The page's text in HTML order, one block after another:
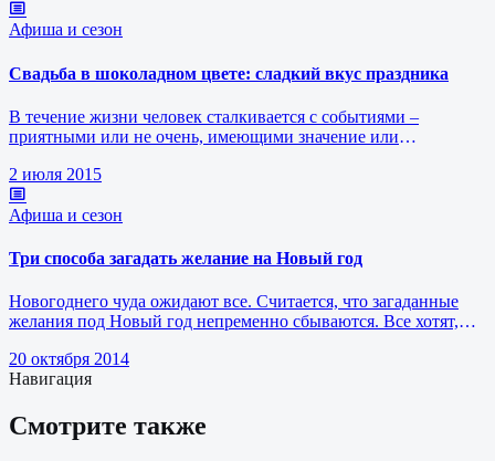
Афиша и сезон
Свадьба в шоколадном цвете: сладкий вкус праздника
В течение жизни человек сталкивается с событиями –
приятными или не очень, имеющими значение или
2 июля 2015
Афиша и сезон
Три способа загадать желание на Новый год
Новогоднего чуда ожидают все. Считается, что загаданные
желания под Новый год непременно сбываются. Все хотят,
20 октября 2014
Навигация
Смотрите также